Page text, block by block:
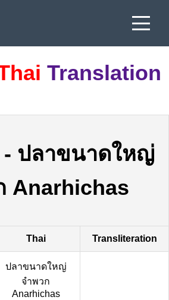
Translation
- ปลาขนาดใหญ่
Anarhichas
Thai Transliteration
ปลาขนาดใหญ่
จำพวก
Anarhichas